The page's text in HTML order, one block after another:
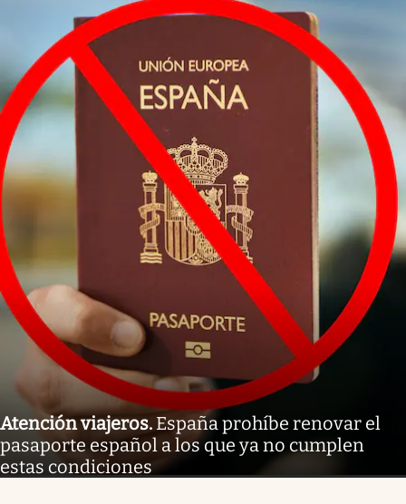
Atención viajeros. España prohíbe renovar el
pasaporte español a los que ya no cumplen
estas condiciones